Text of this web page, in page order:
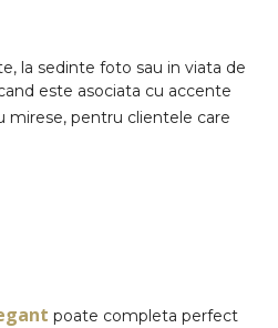
la sedinte foto sau in viata de
este asociata cu accente
mirese, pentru clientele care
poate completa perfect